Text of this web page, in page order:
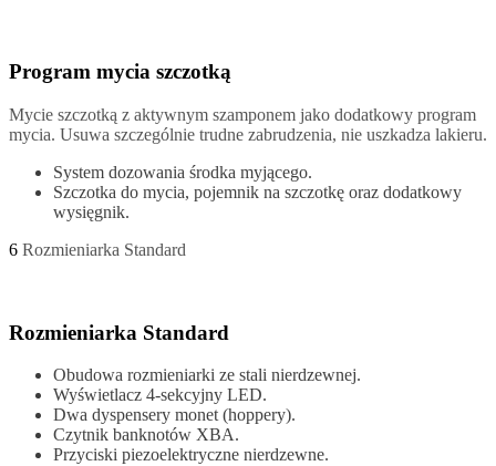
Program mycia szczotką
Mycie szczotką z aktywnym szamponem jako dodatkowy program
mycia. Usuwa szczególnie trudne zabrudzenia, nie uszkadza lakieru.
System dozowania środka myjącego.
Szczotka do mycia, pojemnik na szczotkę oraz dodatkowy
wysięgnik.
6 Rozmieniarka Standard
Rozmieniarka Standard
Obudowa rozmieniarki ze stali nierdzewnej.
Wyświetlacz 4-sekcyjny LED.
Dwa dyspensery monet (hoppery).
Czytnik banknotów XBA.
Przyciski piezoelektryczne nierdzewne.